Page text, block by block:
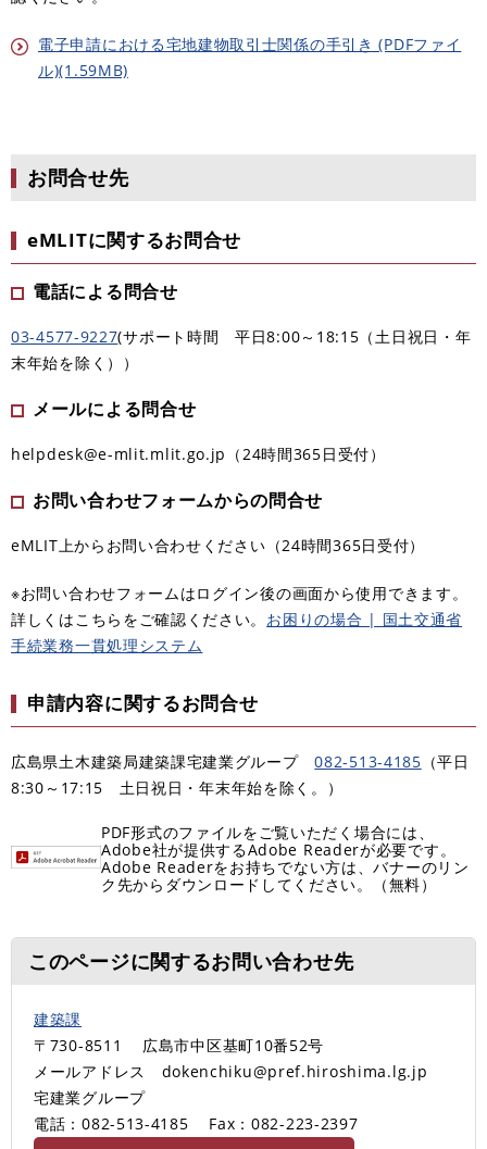
電子申請における宅地建物取引士関係の手引き (PDFファイ
ル)(1.59MB)
お問合せ先
eMLITに関するお問合せ
電話による問合せ
03-4577-9227(サポート時間 平日8:00～18:15（土日祝日・年
末年始を除く））
メールによる問合せ
helpdesk@e-mlit.mlit.go.jp（24時間365日受付）
お問い合わせフォームからの問合せ
eMLIT上からお問い合わせください（24時間365日受付）
※お問い合わせフォームはログイン後の画面から使用できます。
詳しくはこちらをご確認ください。 お困りの場合 | 国土交通省
手続業務一貫処理システム
申請内容に関するお問合せ
広島県土木建築局建築課宅建業グループ082-513-4185 （平日
8:30～17:15 土日祝日・年末年始を除く。）
PDF形式のファイルをご覧いただく場合には、
Adobe社が提供するAdobe Readerが必要です。
Adobe Readerをお持ちでない方は、バナーのリン
ク先からダウンロードしてください。（無料）
このページに関するお問い合わせ先
建築課
〒730-8511
広島市中区基町10番52号
メールアドレス dokenchiku@pref.hiroshima.lg.jp
宅建業グループ
電話：082-513-4185
Fax：082-223-2397